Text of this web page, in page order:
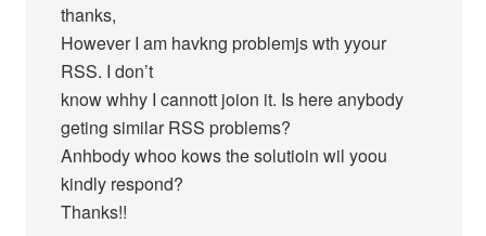
thanks,
However I am havkng problemjs wth yyour
RSS. I don’t
know whhy I cannott joion it. Is here anybody
geting similar RSS problems?
Anhbody whoo kows the solutioin wil yoou
kindly respond?
Thanks!!